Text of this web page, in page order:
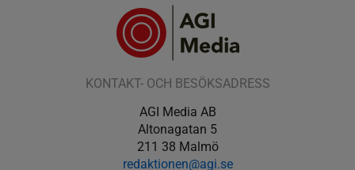
KONTAKT- OCH BESÖKSADRESS
AGI Media AB
Altonagatan 5
211 38 Malmö
redaktionen@agi.se